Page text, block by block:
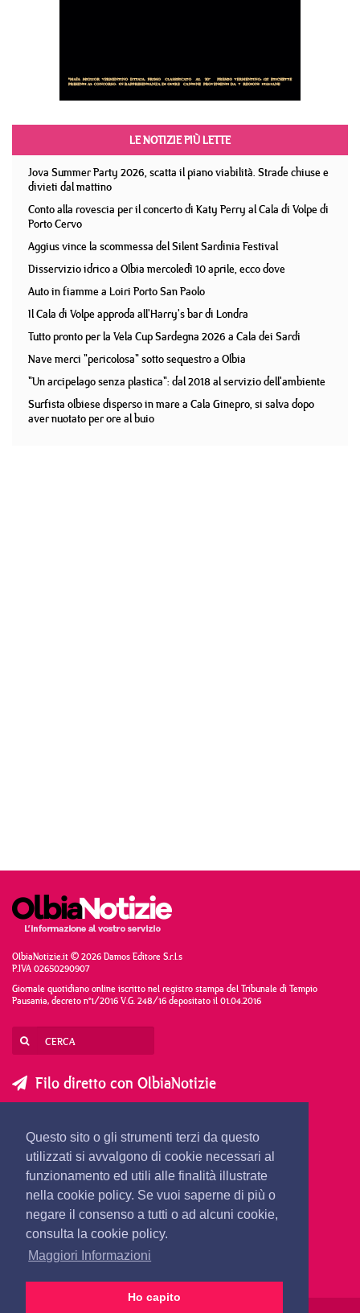
Questo sito o gli strumenti terzi da questo
utilizzati si avvalgono di cookie necessari al
funzionamento ed utili alle finalità illustrate
nella cookie policy. Se vuoi saperne di più o
negare il consenso a tutti o ad alcuni cookie,
consulta la cookie policy.
Maggiori Informazioni
Ho capito
LE NOTIZIE PIÙ LETTE
Jova Summer Party 2026, scatta il piano viabilità. Strade chiuse e
divieti dal mattino
Conto alla rovescia per il concerto di Katy Perry al Cala di Volpe di
Porto Cervo
Aggius vince la scommessa del Silent Sardinia Festival
Disservizio idrico a Olbia mercoledì 10 aprile, ecco dove
Auto in fiamme a Loiri Porto San Paolo
Il Cala di Volpe approda all'Harry's bar di Londra
Tutto pronto per la Vela Cup Sardegna 2026 a Cala dei Sardi
Nave merci "pericolosa" sotto sequestro a Olbia
"Un arcipelago senza plastica": dal 2018 al servizio dell'ambiente
Surfista olbiese disperso in mare a Cala Ginepro, si salva dopo
aver nuotato per ore al buio
OlbiaNotizie.it © 2026 Damos Editore S.r.l.s
P.IVA 02650290907
Giornale quotidiano online iscritto nel registro stampa del Tribunale di Tempio
Pausania, decreto n°1/2016 V.G. 248/16 depositato il 01.04.2016
Filo diretto con OlbiaNotizie
SEGNALA UNA NOTIZIA
SEGNALA UN EVENTO
redazione@olbianotizie.it